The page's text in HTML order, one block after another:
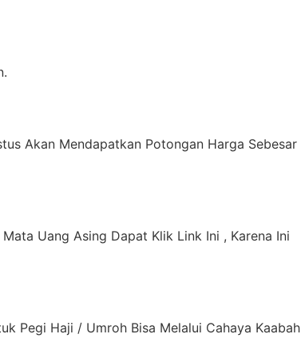
Akan Mendapatkan Potongan Harga Sebesar
Uang Asing Dapat Klik Link Ini , Karena Ini
Pegi Haji / Umroh Bisa Melalui Cahaya Kaabah